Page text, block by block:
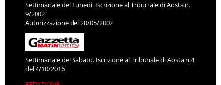
Settimanale del Lunedì. Iscrizione al Tribunale di Aosta n.
9/2002
Autorizzazione del 20/05/2002
Settimanale del Sabato. Iscrizione al Tribunale di Aosta n.4
del 4/10/2016